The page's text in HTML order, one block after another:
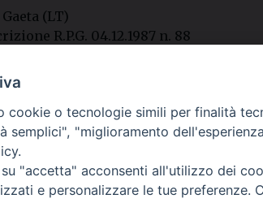
(LT)
R.P.G. 04.12.1987 n. 88
cookie o tecnologie simili per finalità
semplici", "miglioramento
"accetta" acconsenti all'utilizzo dei
e personalizzare le tue preferenze.